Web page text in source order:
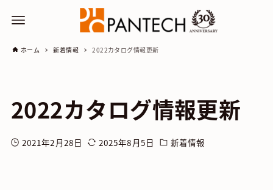
ホーム 新着情報 2022カタログ情報更新
2022カタログ情報更新
2021年2月28日 2025年8月5日 新着情報